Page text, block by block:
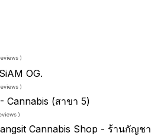
)
OG.
)
Cannabis (สาขา 5)
)
Cannabis Shop - ร้านกัญชา